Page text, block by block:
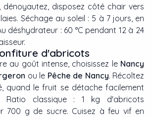
dénoyautez, disposez côté chair vers
Séchage au soleil : 5 à 7 jours, en
déshydrateur : 60 °C pendant 12 à 24
d'abricots
au goût intense, choisissez le Nancy
ou le Pêche de Nancy. Récoltez
quand le fruit se détache facilement
Ratio classique : 1 kg d'abricots
700 g de sucre. Cuisez à feu vif en